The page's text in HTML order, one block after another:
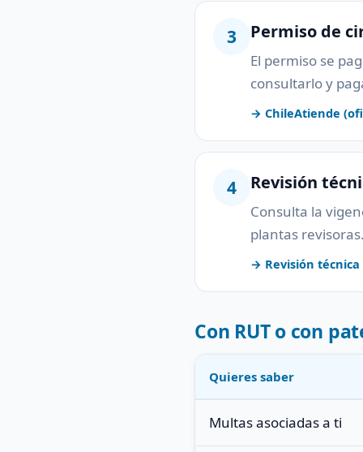
3 Permiso de
El permiso se
consultarlo y
→ ChileAtiende
4 Revisión
Consulta la
plantas
→ Revisión técnica
Con RUT o con
Quieres saber
Multas asociadas a ti